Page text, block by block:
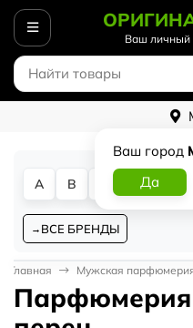
Ваш личный
Ваш город
A B D
ВСЕ БРЕНДЫ
Главная Мужская
Парфюмерия